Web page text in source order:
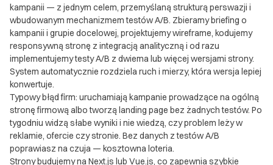
wynikających z niewłaściwego użytkowania
oprogramowania b) Modyfikacji wprowadzonych
przez klienta lub osoby trzecie c) Problemów
spowodowanych zmianami w środowisku, w którym
oprogramowanie jest używane (np. aktualizacje
systemu operacyjnego, zmiany w infrastrukturze) 1.4.
W ramach gwarancji, Soft Synergy zobowiązuje się
do bezpłatnego usunięcia zgłoszonych i
potwierdzonych błędów w terminie uzależnionym od
ich złożoności, nie dłuższym niż 30 dni roboczych. 2.
Reklamacje 2.1. Klient ma prawo do złożenia
kampanii — z jednym celem, przemyślaną strukturą perswazji i
wbudowanym mechanizmem testów A/B. Zbieramy briefing o
kampanii i grupie docelowej, projektujemy wireframe, kodujemy
responsywną stronę z integracją analityczną i od razu
implementujemy testy A/B z dwiema lub więcej wersjami strony.
System automatycznie rozdziela ruch i mierzy, która wersja lepiej
konwertuje.
Typowy błąd firm: uruchamiają kampanie prowadzące na ogólną
stronę firmową albo tworzą landing page bez żadnych testów. Po
tygodniu widzą słabe wyniki i nie wiedzą, czy problem leży w
reklamie, ofercie czy stronie. Bez danych z testów A/B
poprawiasz na czuja — kosztowna loteria.
Strony budujemy na Next.js lub Vue.js, co zapewnia szybkie